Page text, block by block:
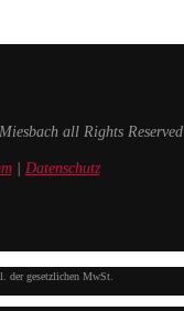
all Rights Reserved
| Datenschutz
der gesetzlichen MwSt.